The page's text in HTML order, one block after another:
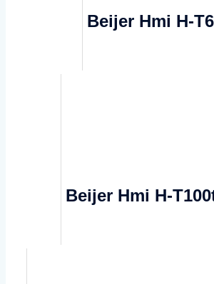
Beijer Hmi H-
Beijer Hmi H-